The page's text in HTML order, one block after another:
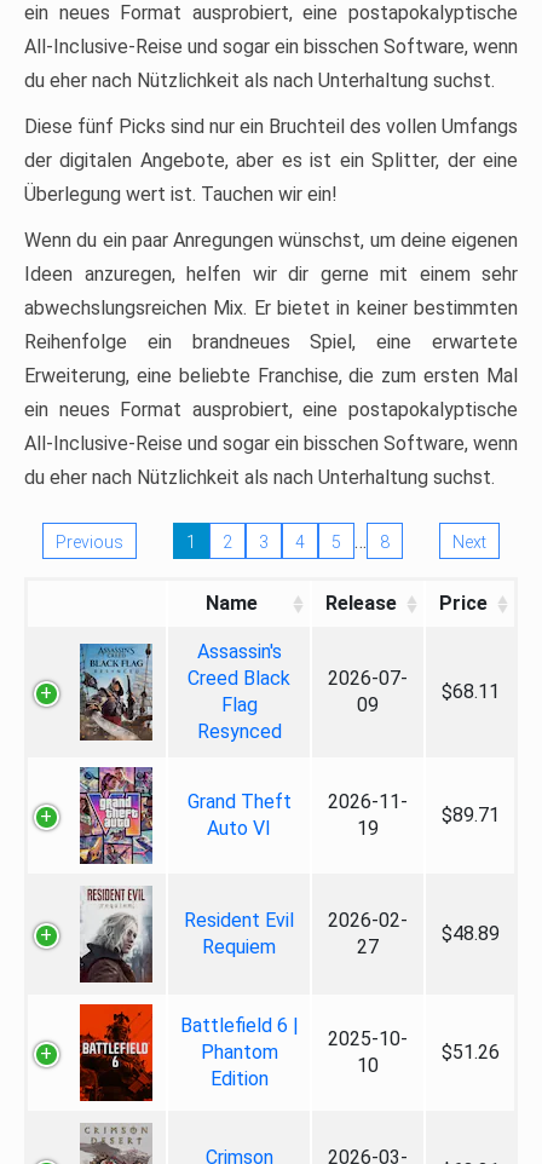
ein neues Format ausprobiert, eine postapokalyptische
All-Inclusive-Reise und sogar ein bisschen Software, wenn
du eher nach Nützlichkeit als nach Unterhaltung suchst.
Diese fünf Picks sind nur ein Bruchteil des vollen Umfangs
der digitalen Angebote, aber es ist ein Splitter, der eine
Überlegung wert ist. Tauchen wir ein!
Wenn du ein paar Anregungen wünschst, um deine eigenen
Ideen anzuregen, helfen wir dir gerne mit einem sehr
abwechslungsreichen Mix. Er bietet in keiner bestimmten
Reihenfolge ein brandneues Spiel, eine erwartete
Erweiterung, eine beliebte Franchise, die zum ersten Mal
ein neues Format ausprobiert, eine postapokalyptische
All-Inclusive-Reise und sogar ein bisschen Software, wenn
du eher nach Nützlichkeit als nach Unterhaltung suchst.
Previous 1 2 3 4 5 … 8 Next
Name Release Price
Assassin's
Creed Black
Flag
Resynced
2026-07-
09
$68.11
Grand Theft
Auto VI
2026-11-
19
$89.71
Resident Evil
Requiem
2026-02-
27
$48.89
Battlefield 6 |
Phantom
Edition
2025-10-
10
$51.26
Crimson
2026-03-